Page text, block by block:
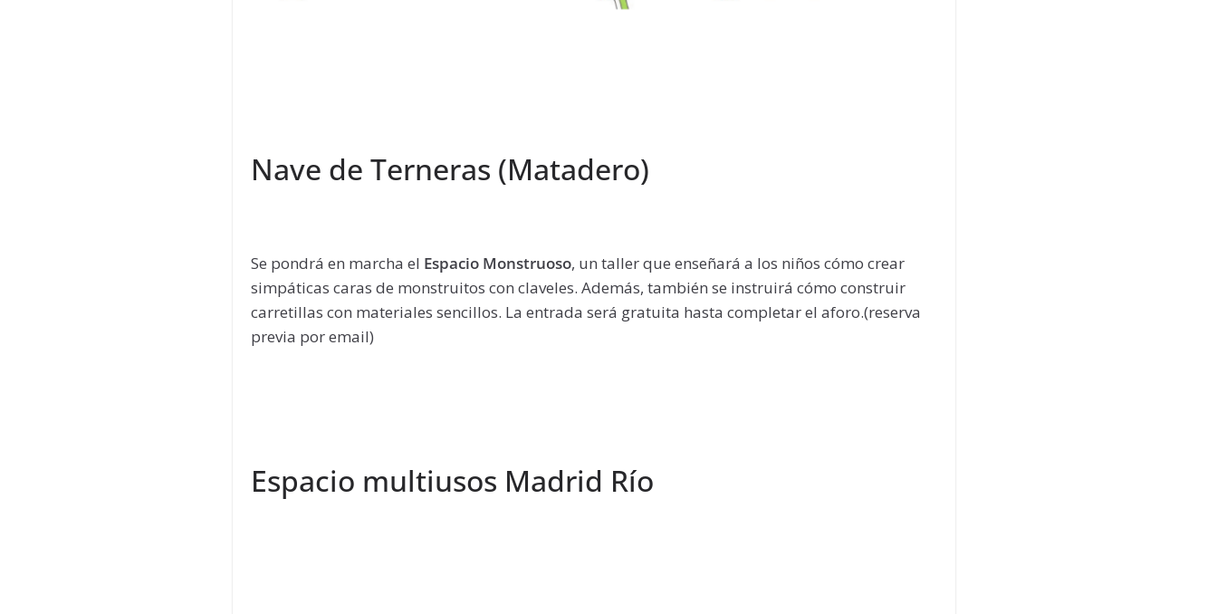
Nave de Terneras (Matadero)
Se pondrá en marcha el Espacio Monstruoso, un taller que enseñará a los niños cómo crear
simpáticas caras de monstruitos con claveles. Además, también se instruirá cómo construir
carretillas con materiales sencillos. La entrada será gratuita hasta completar el aforo.(reserva
previa por email)
Espacio multiusos Madrid Río